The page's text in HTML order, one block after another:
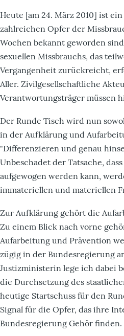
Heute [am 24. März 2010] ist
zahlreichen Opfer der
Wochen bekannt geworden
sexuellen Missbrauchs, das
Vergangenheit zurückreicht,
Aller. Zivilgesellschaftliche
Verantwortungsträger müssen
Der Runde Tisch wird nun
in der Aufklärung und
"Differenzieren und genau
Unbeschadet der Tatsache,
aufgewogen werden kann,
immateriellen und materiellen
Zur Aufklärung gehört die
Zu einem Blick nach vorne
Aufarbeitung und Prävention
zügig in der Bundesregierung
Justizministerin lege ich dabei
die Durchsetzung des
heutige Startschuss für den
Signal für die Opfer, das ihre
Bundesregierung Gehör finden.